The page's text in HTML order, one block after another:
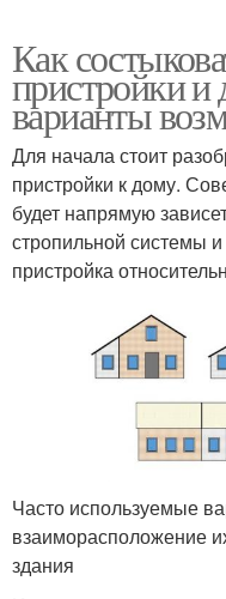
Как
пристройки и
варианты
Для начала стоит
пристройки к дому.
будет напрямую
стропильной системы
пристройка
Часто используемые
взаиморасположение
здания